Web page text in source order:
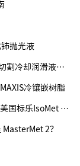
抛光液
美国标乐COOL 3 和美国可脉COOLANT金相切割冷却润滑液效果如何？
冷镶嵌树脂
北美精工对决——美国MetLab METCUT-7与美国标乐IsoMet 1000
2？